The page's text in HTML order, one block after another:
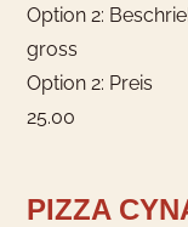
Option 2:
gross
Option 2: Preis
25.00
PIZZA